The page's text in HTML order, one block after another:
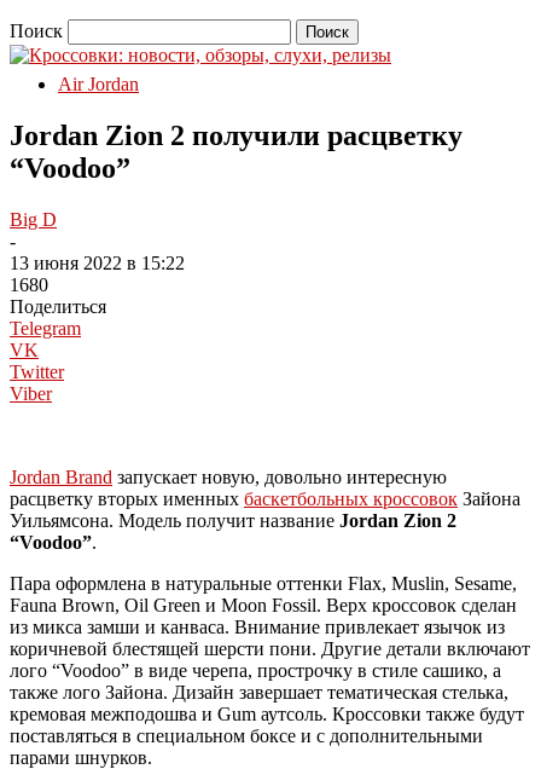
Поиск
Air Jordan
Jordan Zion 2 получили расцветку
“Voodoo”
Big D
-
13 июня 2022 в 15:22
1680
Поделиться
Telegram
VK
Twitter
Viber
Jordan Brand запускает новую, довольно интересную
расцветку вторых именных баскетбольных кроссовок Зайона
Уильямсона. Модель получит название Jordan Zion 2
“Voodoo”.
Пара оформлена в натуральные оттенки Flax, Muslin, Sesame,
Fauna Brown, Oil Green и Moon Fossil. Верх кроссовок сделан
из микса замши и канваса. Внимание привлекает язычок из
коричневой блестящей шерсти пони. Другие детали включают
лого “Voodoo” в виде черепа, прострочку в стиле сашико, а
также лого Зайона. Дизайн завершает тематическая стелька,
кремовая межподошва и Gum аутсоль. Кроссовки также будут
поставляться в специальном боксе и с дополнительными
парами шнурков.